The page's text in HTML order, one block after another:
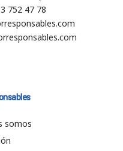
752 47 78
somos